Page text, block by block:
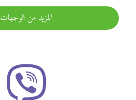
المزيد من الوجهات